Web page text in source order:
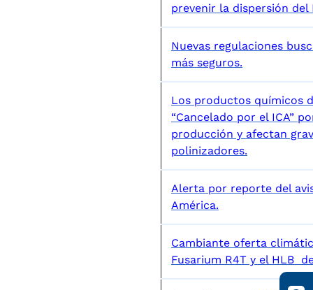
prevenir la dispersión del
Nuevas regulaciones
más seguros.
Los productos químicos
“Cancelado por el ICA”
producción y afectan
polinizadores.
Alerta por reporte del
América.
Cambiante oferta
Fusarium R4T y el HLB